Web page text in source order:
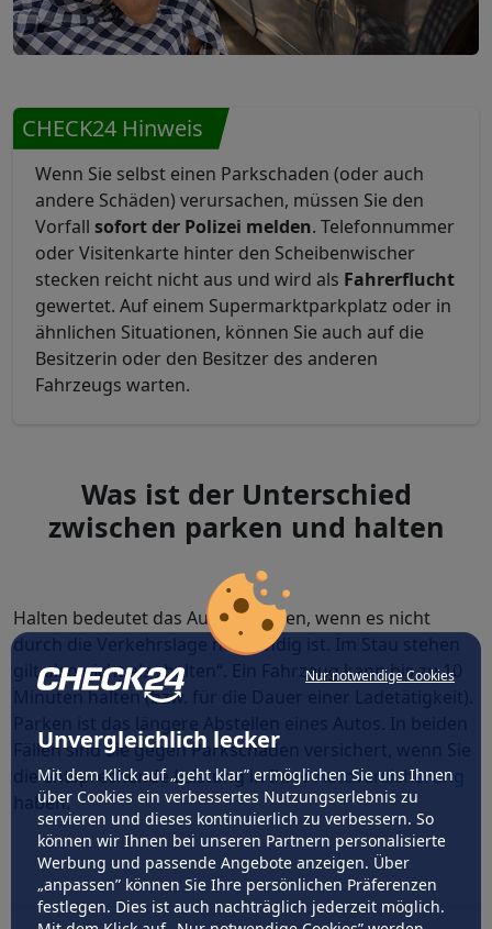
Nur notwendige Cookies
Unvergleichlich lecker
Mit dem Klick auf „geht klar” ermöglichen Sie uns Ihnen
über Cookies ein verbessertes Nutzungserlebnis zu
servieren und dieses kontinuierlich zu verbessern. So
können wir Ihnen bei unseren Partnern personalisierte
Werbung und passende Angebote anzeigen. Über
„anpassen” können Sie Ihre persönlichen Präferenzen
festlegen. Dies ist auch nachträglich jederzeit möglich.
CHECK24 Hinweis
Wenn Sie selbst einen Parkschaden (oder auch
andere Schäden) verursachen, müssen Sie den
Vorfall sofort der Polizei melden. Telefonnummer
oder Visitenkarte hinter den Scheibenwischer
stecken reicht nicht aus und wird als Fahrerflucht
gewertet. Auf einem Supermarktparkplatz oder in
ähnlichen Situationen, können Sie auch auf die
Besitzerin oder den Besitzer des anderen
Fahrzeugs warten.
Was ist der Unterschied
zwischen parken und halten
Halten bedeutet das Auto abstellen, wenn es nicht
durch die Verkehrslage notwendig ist. Im Stau stehen
gilt also nicht als „halten“. Ein Fahrzeug kann bis zu 10
Minuten halten (bzw. für die Dauer einer Ladetätigkeit).
Fällen sind Sie gegen Parkschäden versichert, wenn Sie
die entsprechende Leistung in IhrerAutoversicherung
haben.